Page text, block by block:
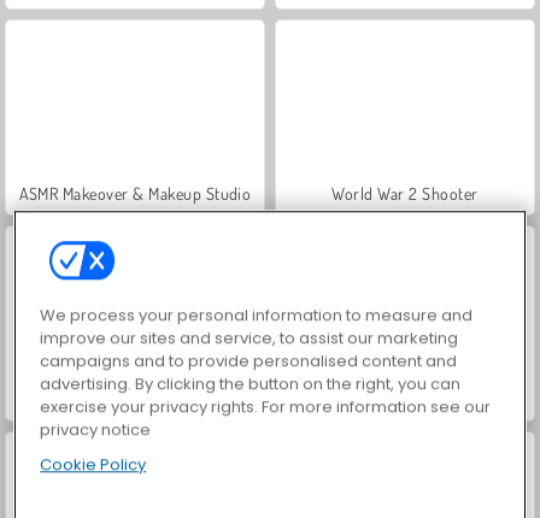
ASMR Makeover & Makeup Studio World War 2 Shooter
Coups de mots Farm Merge Valley
We process your personal information to measure and
improve our sites and service, to assist our marketing
campaigns and to provide personalised content and
advertising. By clicking the button on the right, you can
exercise your privacy rights. For more information see our
privacy notice
Cookie Policy